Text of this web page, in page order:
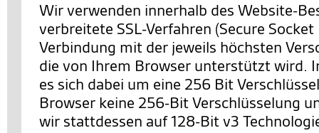
Wir verwenden innerhalb des Website-
verbreitete SSL-Verfahren (Secure Socket
Verbindung mit der jeweils höchsten
die von Ihrem Browser unterstützt wird.
es sich dabei um eine 256 Bit
Browser keine 256-Bit Verschlüsselung
wir stattdessen auf 128-Bit v3